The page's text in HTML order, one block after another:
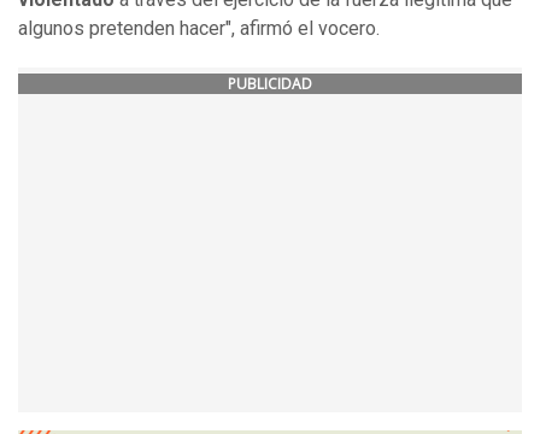
algunos pretenden hacer", afirmó el vocero.
PUBLICIDAD